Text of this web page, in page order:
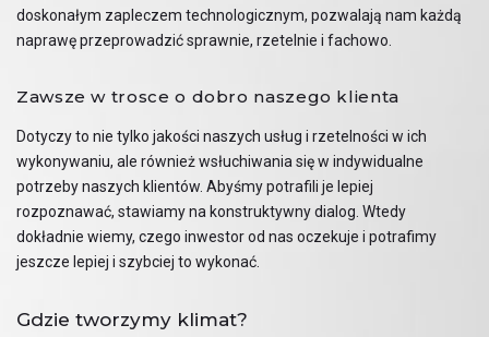
doskonałym zapleczem technologicznym, pozwalają nam każdą
naprawę przeprowadzić sprawnie, rzetelnie i fachowo.
Zawsze w trosce o dobro naszego klienta
Dotyczy to nie tylko jakości naszych usług i rzetelności w ich
wykonywaniu, ale również wsłuchiwania się w indywidualne
potrzeby naszych klientów. Abyśmy potrafili je lepiej
rozpoznawać, stawiamy na konstruktywny dialog. Wtedy
dokładnie wiemy, czego inwestor od nas oczekuje i potrafimy
jeszcze lepiej i szybciej to wykonać.
Gdzie tworzymy klimat?